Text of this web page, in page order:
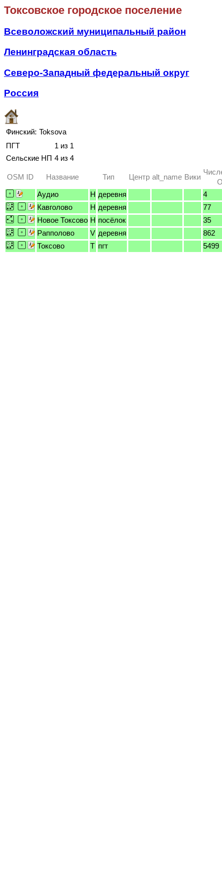
Токсовское городское поселение
Всеволожский муниципальный район
Ленинградская область
Северо-Западный федеральный округ
Россия
Финский: Toksova
ПГТ
1 из 1
Сельские НП 4 из 4
OSM ID Название Тип Центр alt_name Вики
Аудио
H деревня
4
Кавголово
H деревня
77
Новое Токсово H посёлок
35
Рапполово
V деревня
862
Токсово
T пгт 5499